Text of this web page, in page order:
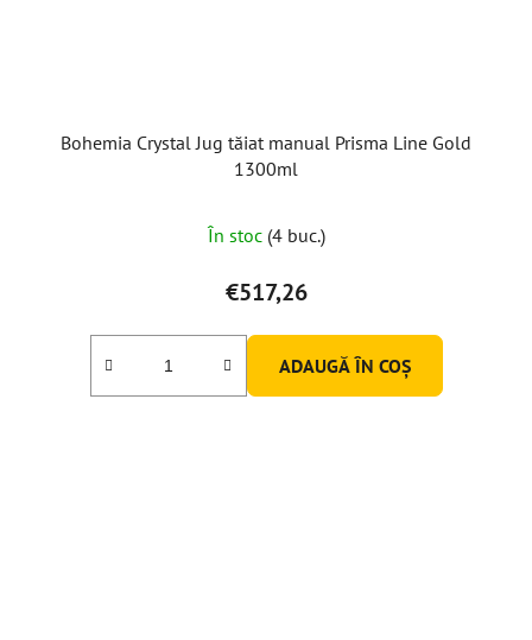
Bohemia Crystal Jug tăiat manual Prisma Line Gold
1300ml
În stoc (4 buc.)
€517,26
ADAUGĂ ÎN COŞ